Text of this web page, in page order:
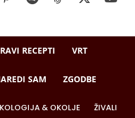
RECEPTI VRT
SAM ZGODBE
& OKOLJE ŽIVALI